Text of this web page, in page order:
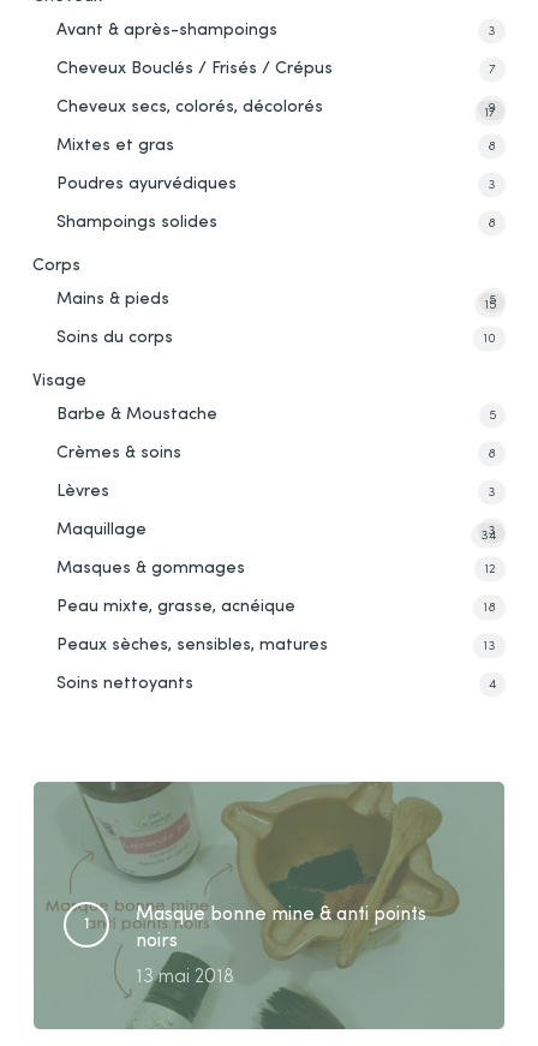
17
Avant & après-shampoings 3
Cheveux Bouclés / Frisés / Crépus 7
Cheveux secs, colorés, décolorés 9
Mixtes et gras 8
Poudres ayurvédiques 3
Shampoings solides 8
Corps
15
Mains & pieds 5
Soins du corps 10
Visage
34
Barbe & Moustache 5
Crèmes & soins 8
Lèvres 3
Maquillage 3
Masques & gommages 12
Peau mixte, grasse, acnéique 18
Peaux sèches, sensibles, matures 13
Soins nettoyants 4
Masque bonne mine & anti points
noirs
13 mai 2018